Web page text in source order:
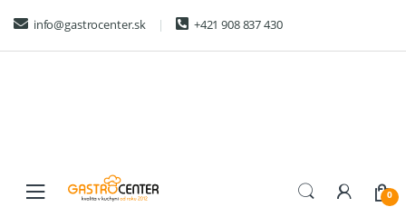
navigation
content
info@gastrocenter.sk +421 908 837 430
0